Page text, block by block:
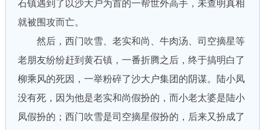
石镇遇到了以沙大户为首的一帮世外高手，未查明真相
就被围攻而亡。
然后，西门吹雪、老实和尚、牛肉汤、司空摘星等
老朋友纷纷赶到黄石镇，一番折腾之后，终于搞明白了
柳乘风的死因，一举粉碎了沙大户集团的阴谋。陆小凤
没有死，因为他是老实和尚假扮的，而小老太婆是陆小
凤假扮的；西门吹雪是司空摘星假扮的，后来又扮成了